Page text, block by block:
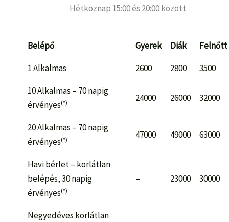
Hétköznap 15:00 és 20:00 között
Belépő Gyerek Diák
Felnőtt
1 Alkalmas
2600 2800
3500
10 Alkalmas – 70 napig
érvényes(*) 24000 26000 32000
20 Alkalmas – 70 napig
érvényes(*) 47000 49000 63000
Havi bérlet – korlátlan
belépés, 30 napig
érvényes(*)
– 23000 30000
Negyedéves korlátlan